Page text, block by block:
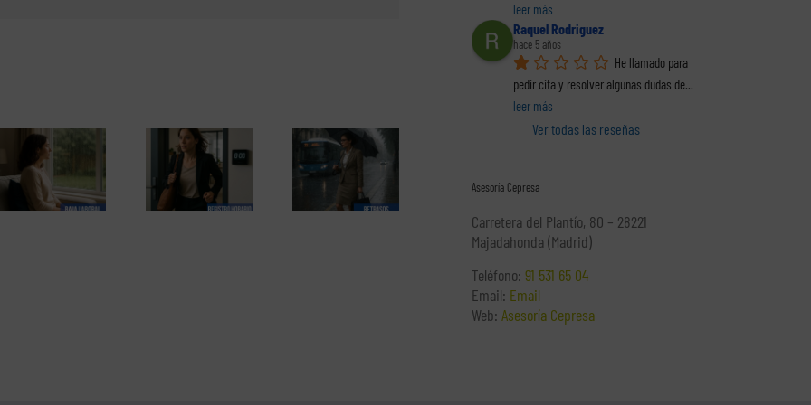
en España y la
transición hacia el
Días de lluvia
e incidentes.
Cuando el mal
tiempo interfiere
Una empresa
sus riesgos es una
empresa que no
sociales
limitada.
para las empresas.
leer más
Raquel Rodriguez
hace 5 años
He llamado para
pedir cita y resolver algunas dudas de
leer más
Ver todas las reseñas
Asesoría Cepresa
Carretera del Plantío, 80 – 28221
Majadahonda (Madrid)
Teléfono: 91 531 65 04
Email: Email
Web: Asesoría Cepresa